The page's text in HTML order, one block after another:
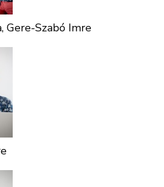
Gere-Szabó Imre